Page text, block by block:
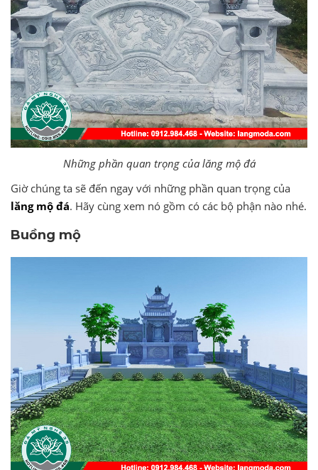
Những phần quan trọng của lăng mộ đá
Giờ chúng ta sẽ đến ngay với những phần quan trọng của
lăng mộ đá. Hãy cùng xem nó gồm có các bộ phận nào nhé.
Buồng mộ